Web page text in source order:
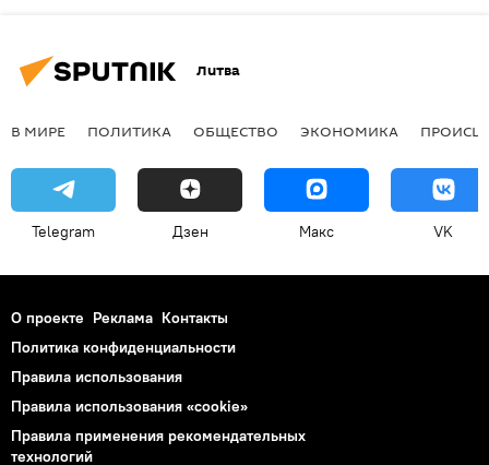
Литва
В МИРЕ ПОЛИТИКА ОБЩЕСТВО ЭКОНОМИКА
Telegram Дзен Макс VK
О проекте Реклама Контакты
Политика конфиденциальности
Правила использования
Правила использования «cookie»
Правила применения рекомендательных
технологий